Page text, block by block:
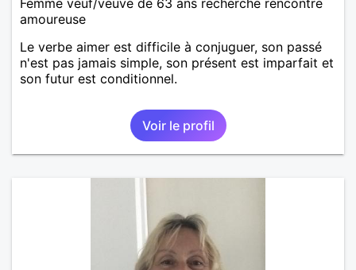
amoureuse
Le verbe aimer est difficile à conjuguer, son passé
n'est pas jamais simple, son présent est imparfait et
son futur est conditionnel.
Voir le profil